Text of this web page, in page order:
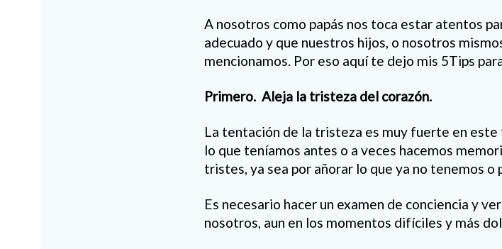
A nosotros como papás nos toca estar atentos
adecuado y que nuestros hijos, o nosotros
mencionamos. Por eso aquí te dejo mis 5Tips
Primero. Aleja la tristeza del corazón.
La tentación de la tristeza es muy fuerte en este
lo que teníamos antes o a veces hacemos
tristes, ya sea por añorar lo que ya no tenemos
Es necesario hacer un examen de conciencia y
nosotros, aun en los momentos difíciles y más